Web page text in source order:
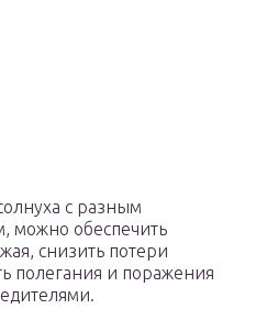
с разным
можно обеспечить
снизить потери
полегания и поражения